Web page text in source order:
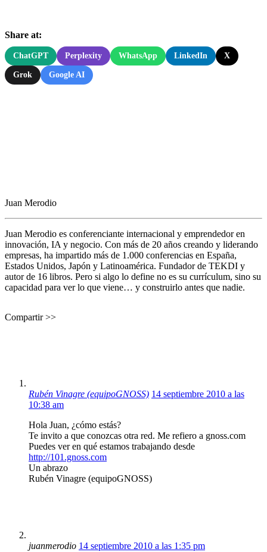
Share at:
ChatGPT Perplexity WhatsApp LinkedIn X
Grok Google AI
Juan Merodio
Juan Merodio es conferenciante internacional y emprendedor en
innovación, IA y negocio. Con más de 20 años creando y liderando
empresas, ha impartido más de 1.000 conferencias en España,
Estados Unidos, Japón y Latinoamérica. Fundador de TEKDI y
autor de 16 libros. Pero si algo lo define no es su currículum, sino su
capacidad para ver lo que viene… y construirlo antes que nadie.
Compartir >>
Rubén Vinagre (equipoGNOSS) 14 septiembre 2010 a las
10:38 am
Hola Juan, ¿cómo estás?
Te invito a que conozcas otra red. Me refiero a gnoss.com
Puedes ver en qué estamos trabajando desde
http://101.gnoss.com
Un abrazo
Rubén Vinagre (equipoGNOSS)
juanmerodio 14 septiembre 2010 a las 1:35 pm